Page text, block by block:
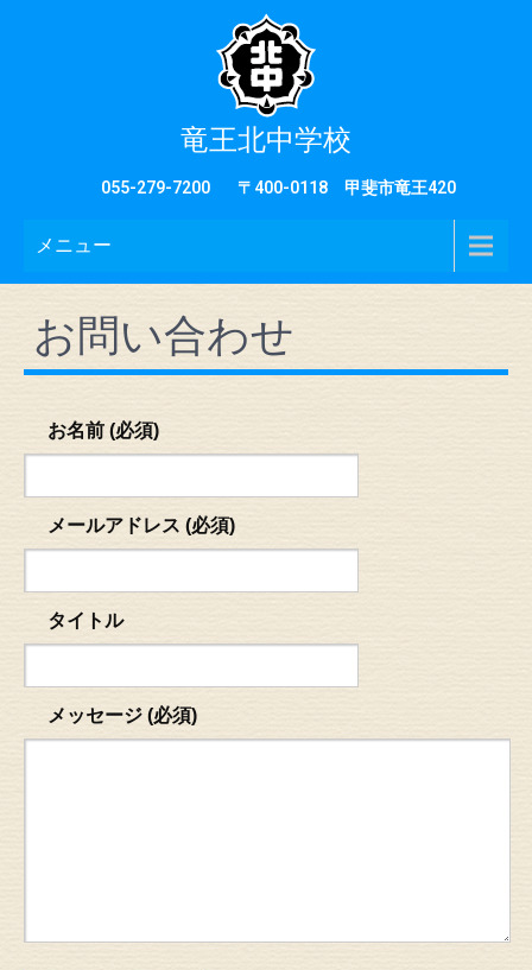
竜王北中学校
055-279-7200 〒400-0118 甲斐市竜王420
メニュー
お問い合わせ
お名前 (必須)
メールアドレス (必須)
タイトル
メッセージ (必須)